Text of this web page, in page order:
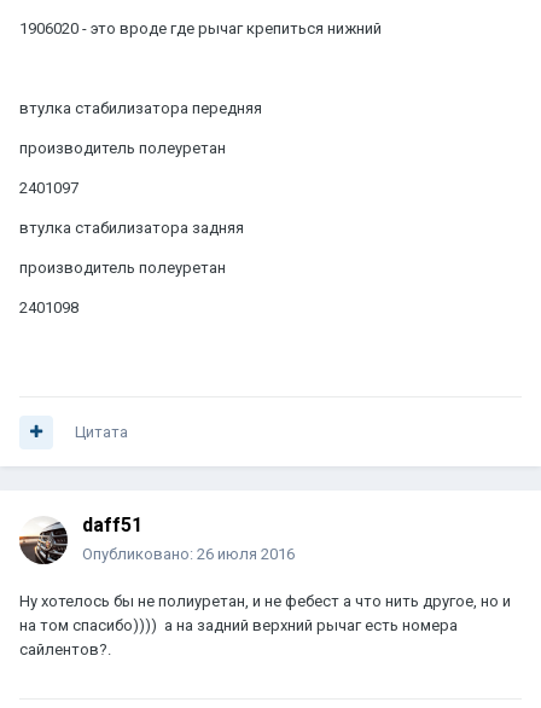
1906020 - это вроде где рычаг крепиться нижний
втулка стабилизатора передняя
производитель полеуретан
2401097
втулка стабилизатора задняя
производитель полеуретан
2401098
Цитата
daff51
Опубликовано: 26 июля 2016
Ну хотелось бы не полиуретан, и не фебест а что нить другое, но и
на том спасибо)))) а на задний верхний рычаг есть номера
сайлентов?.